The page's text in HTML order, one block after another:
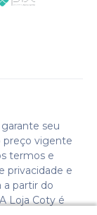
seu
preço vigente
termos e
privacidade e
partir do
Loja Coty é